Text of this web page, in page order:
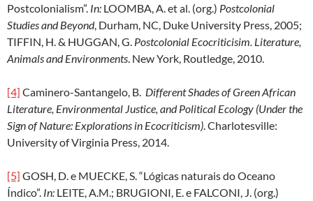
Postcolonialism”. In: LOOMBA, A. et al. (org.) Postcolonial
Studies and Beyond, Durham, NC, Duke University Press, 2005;
TIFFIN, H. & HUGGAN, G. Postcolonial Ecocriticisim. Literature,
Animals and Environments. New York, Routledge, 2010.
[4] Caminero-Santangelo, B. Different Shades of Green African
Literature, Environmental Justice, and Political Ecology (Under the
Sign of Nature: Explorations in Ecocriticism). Charlotesville:
University of Virginia Press, 2014.
[5] GOSH, D. e MUECKE, S. “Lógicas naturais do Oceano
Índico”. In: LEITE, A.M.; BRUGIONI, E. e FALCONI, J. (org.)